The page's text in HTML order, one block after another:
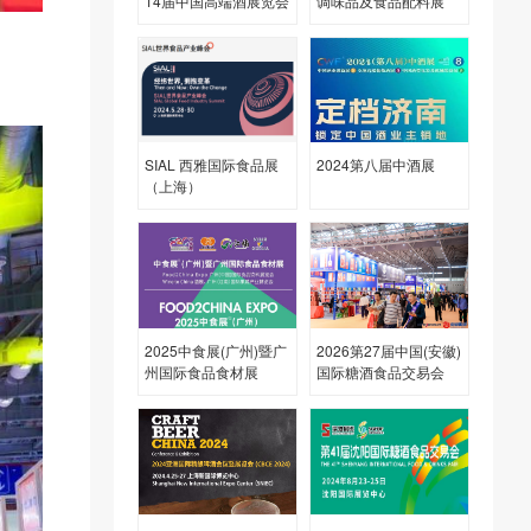
SIAL 西雅国际食品展
（上海）
2024第八届中酒展
2025中食展(广州)暨广
州国际食品食材展
2026第27届中国(安徽)
国际糖酒食品交易会